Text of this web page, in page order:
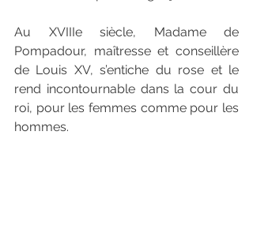
Au XVIIIe siècle, Madame de
Pompadour, maîtresse et conseillère
de Louis XV, s’entiche du rose et le
rend incontournable dans la cour du
roi, pour les femmes comme pour les
hommes.